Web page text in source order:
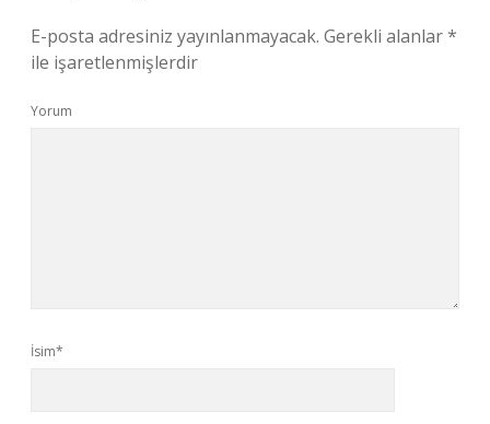
E-posta adresiniz yayınlanmayacak. Gerekli alanlar*
ile işaretlenmişlerdir
Yorum
İsim*